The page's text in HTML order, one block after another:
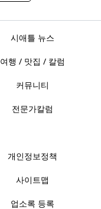
시애틀 뉴스
여행 / 맛집 / 칼럼
커뮤니티
전문가칼럼
개인정보정책
사이트맵
업소록 등록